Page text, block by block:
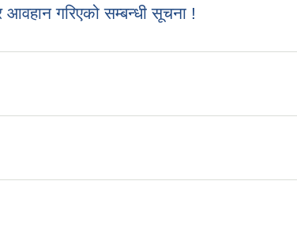
गरिएको सम्बन्धी सूचना !